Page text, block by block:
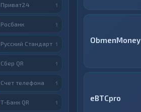
ObmenMoney
eBTCpro
Приват24 1
Росбанк 1
Русский Стандарт 1
Сбер QR 1
Счет телефона 1
Т-Банк QR 1